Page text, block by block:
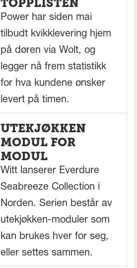
TOPPLISTEN
Power har siden mai
tilbudt kvikklevering hjem
på døren via Wolt, og
legger nå frem statistikk
for hva kundene ønsker
levert på timen.
UTEKJØKKEN
MODUL FOR
MODUL
Witt lanserer Everdure
Seabreeze Collection i
Norden. Serien består av
utekjøkken-moduler som
kan brukes hver for seg,
eller settes sammen.